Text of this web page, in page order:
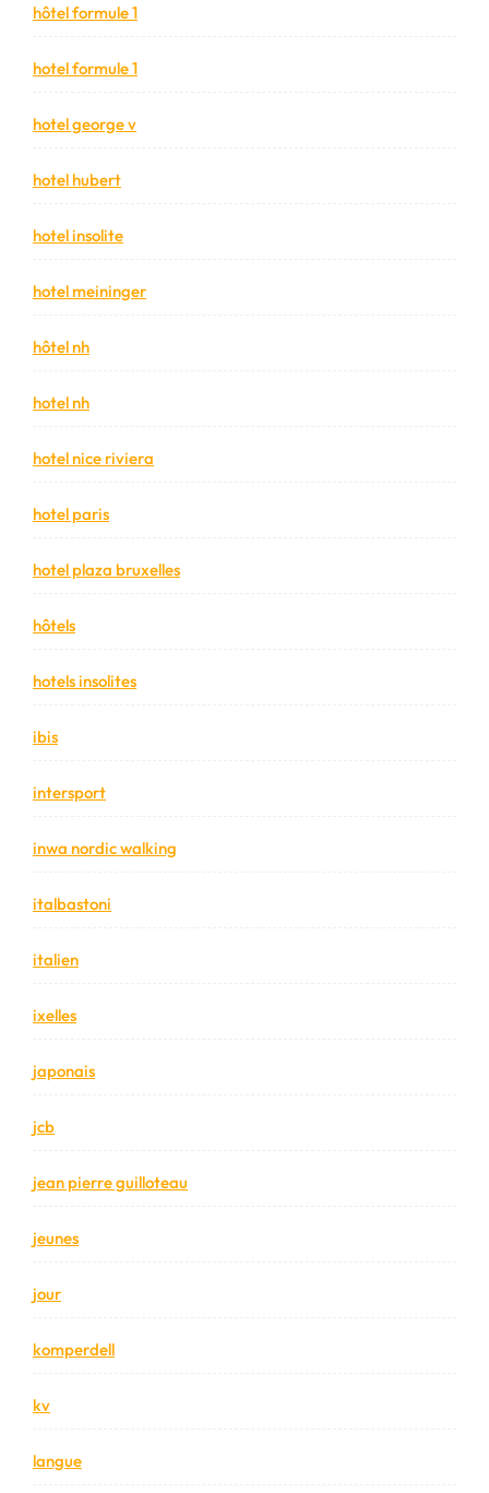
hôtel formule 1
hotel formule 1
hotel george v
hotel hubert
hotel insolite
hotel meininger
hôtel nh
hotel nh
hotel nice riviera
hotel paris
hotel plaza bruxelles
hôtels
hotels insolites
ibis
intersport
inwa nordic walking
italbastoni
italien
ixelles
japonais
jcb
jean pierre guilloteau
jeunes
jour
komperdell
kv
langue